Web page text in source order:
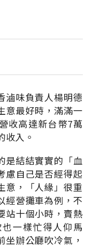
滷味負責人楊明德
意最好時，滿滿一
收高達新台幣7萬
收入。
是結結實實的「血
慮自己是否經得起
意，「人緣」很重
經營攤車為例，不
站十個小時，賣熱
一樣忙得人仰馬
辦公廳吹冷氣，